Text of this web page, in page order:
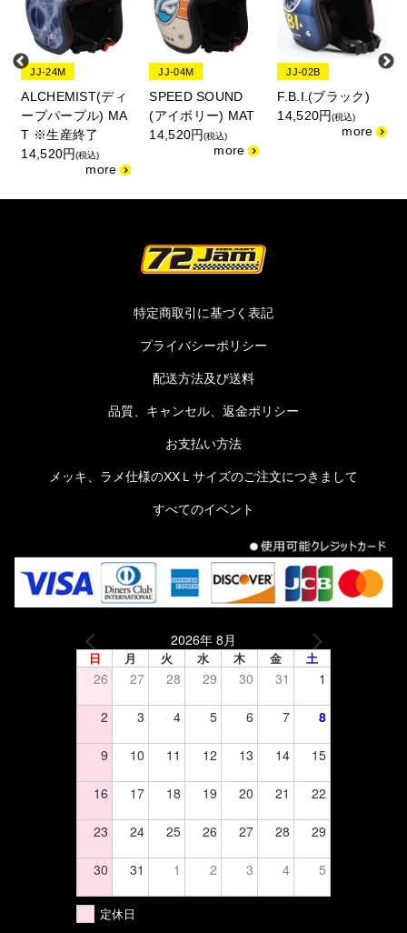
JJ-24M
ALCHEMIST(ディ
ープパープル) MA
T ※生産終了
14,520円(税込)
JJ-04M
SPEED SOUND
(アイボリー) MAT
14,520円(税込)
JJ-02B
F.B.I.(ブラック)
14,520円(税込)
特定商取引に基づく表記
プライバシーポリシー
配送方法及び送料
品質、キャンセル、返金ポリシー
お支払い方法
メッキ、ラメ仕様のXXＬサイズのご注文につきまして
すべてのイベント
2026年 8月
日 月 火 水 木 金 土
26 27 28 29 30 31 1
2 3 4 5 6 7 8
9 10 11 12 13 14 15
16 17 18 19 20 21 22
23 24 25 26 27 28 29
30 31 1 2 3 4 5
定休日